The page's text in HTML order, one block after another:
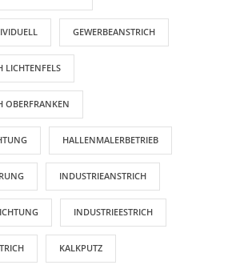
GEWERBEANSTRICH
LICHTENFELS
OBERFRANKEN
HALLENMALERBETRIEB
INDUSTRIEANSTRICH
INDUSTRIEESTRICH
KALKPUTZ